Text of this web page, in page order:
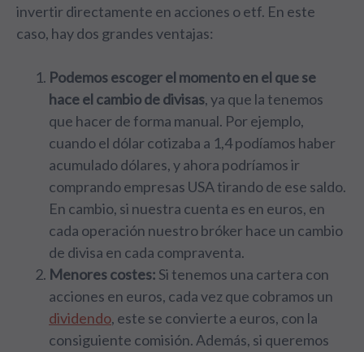
invertir directamente en acciones o etf. En este
caso, hay dos grandes ventajas:
Podemos escoger el momento en el que se
hace el cambio de divisas, ya que la tenemos
que hacer de forma manual. Por ejemplo,
cuando el dólar cotizaba a 1,4 podíamos haber
acumulado dólares, y ahora podríamos ir
comprando empresas USA tirando de ese saldo.
En cambio, si nuestra cuenta es en euros, en
cada operación nuestro bróker hace un cambio
de divisa en cada compraventa.
Menores costes: Si tenemos una cartera con
acciones en euros, cada vez que cobramos un
dividendo, este se convierte a euros, con la
consiguiente comisión. Además, si queremos